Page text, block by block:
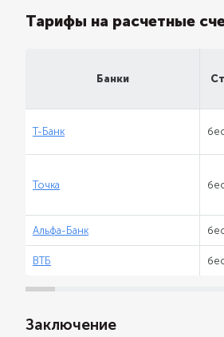
Тарифы на расчетные
Банки
Т-Банк
Точка
Альфа-Банк
ВТБ
Заключение